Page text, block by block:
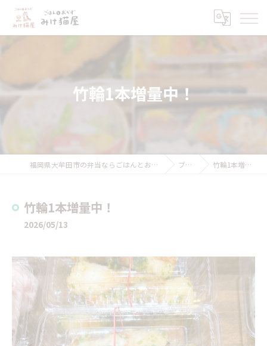
竹輪1本増量中！
福岡県大牟田市の弁当ならごはんとおかず みけ猫屋 ブログ 竹輪1本増量中！
竹輪1本増量中！
2026/05/13